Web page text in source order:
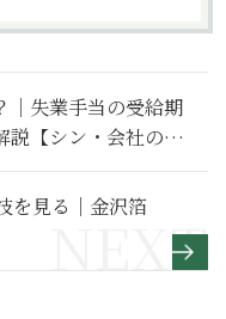
｜失業手当の受給期
説【シン・会社のマ
を見る｜金沢箔